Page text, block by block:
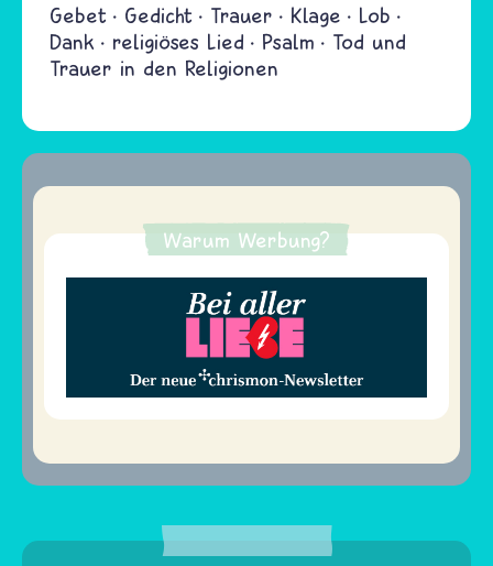
Gebet Gedicht Trauer Klage
Lob
Dank
religiöses Lied Psalm
Tod und
Trauer in den Religionen
Warum Werbung?